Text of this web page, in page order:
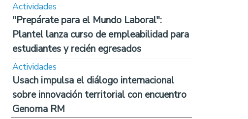
Actividades
"Prepárate para el Mundo Laboral":
Plantel lanza curso de empleabilidad para
estudiantes y recién egresados
Actividades
Usach impulsa el diálogo internacional
sobre innovación territorial con encuentro
Genoma RM